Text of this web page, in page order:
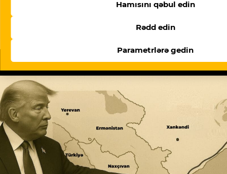
Hamısını qəbul edin
Rədd edin
Parametrlərə gedin
Oxşar məqalələr